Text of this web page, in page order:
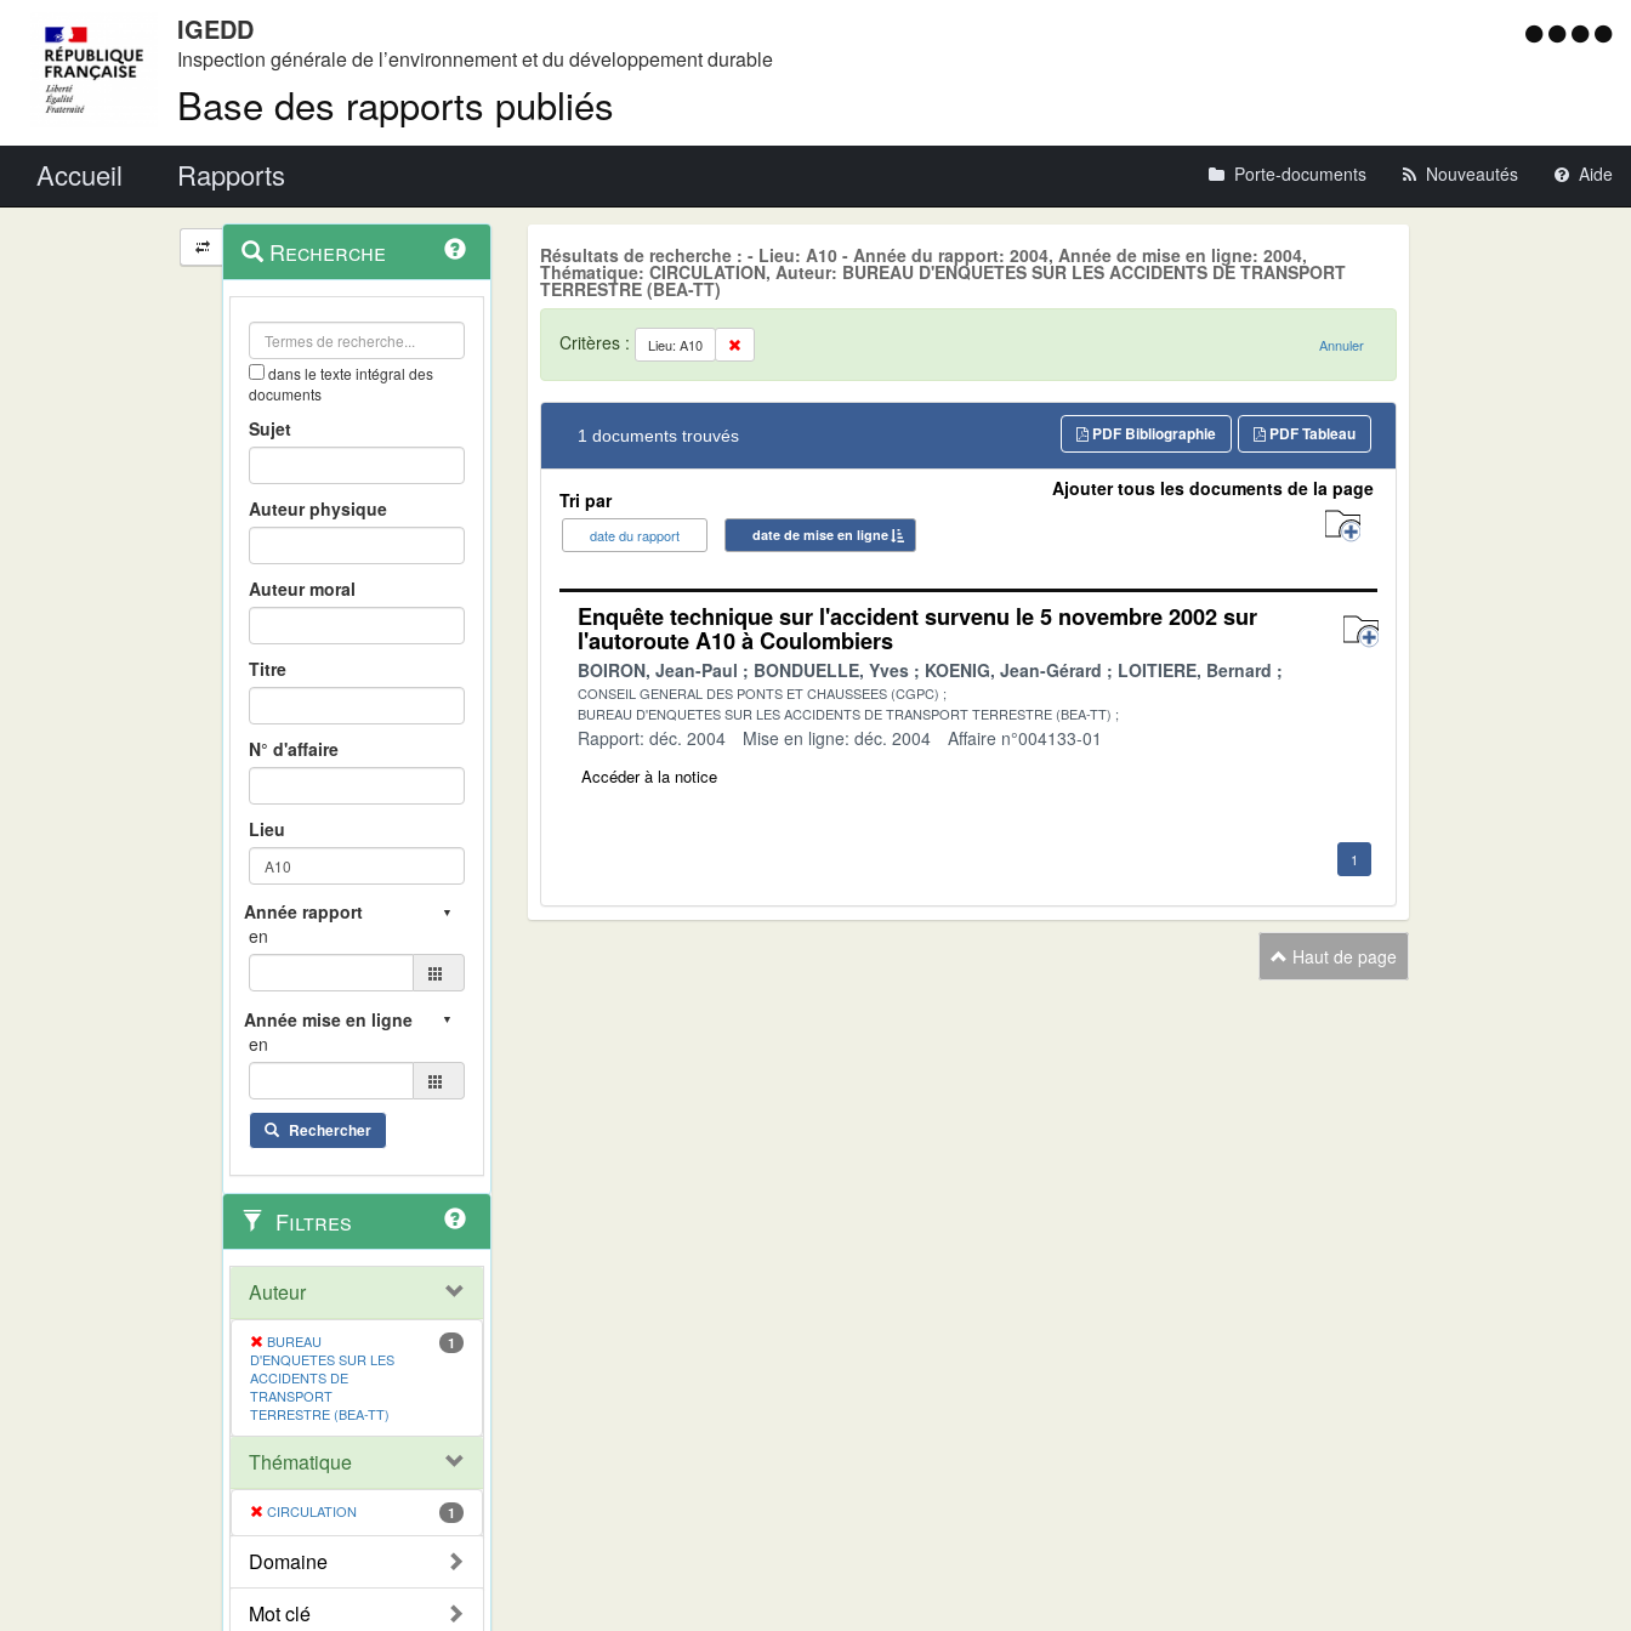
IGEDD
Inspection générale de l’environnement et du développement durable
Base des rapports publiés
Menu
Accueil Rapports Porte-documents Nouveautés Aide
Navigation
et
outils
contextuel
Recherche
dans le texte intégral des
documents
Sujet
Auteur physique
Auteur moral
Titre
N° d'affaire
Lieu
en
en
Rechercher
Filtres
Auteur
BUREAU
D'ENQUETES SUR LES
ACCIDENTS DE
TRANSPORT
TERRESTRE (BEA-TT)
1
Thématique
CIRCULATION 1
Domaine
Mot clé
Résultats de recherche : - Lieu: A10 - Année du rapport: 2004, Année de mise en ligne: 2004,
Thématique: CIRCULATION, Auteur: BUREAU D'ENQUETES SUR LES ACCIDENTS DE TRANSPORT
TERRESTRE (BEA-TT)
Critères : Lieu: A10 Annuler
1 documents trouvés PDF Tableau
PDF Bibliographie
Tri par
date du rapport date de mise en ligne
Ajouter tous les documents de la page
Enquête technique sur l'accident survenu le 5 novembre 2002 sur
l'autoroute A10 à Coulombiers
BOIRON, Jean-Paul BONDUELLE, Yves KOENIG, Jean-Gérard LOITIERE, Bernard
CONSEIL GENERAL DES PONTS ET CHAUSSEES (CGPC)
BUREAU D'ENQUETES SUR LES ACCIDENTS DE TRANSPORT TERRESTRE (BEA-TT)
Rapport: déc. 2004 Mise en ligne: déc. 2004 Affaire n°004133-01
Accéder à la notice
1
Haut de page